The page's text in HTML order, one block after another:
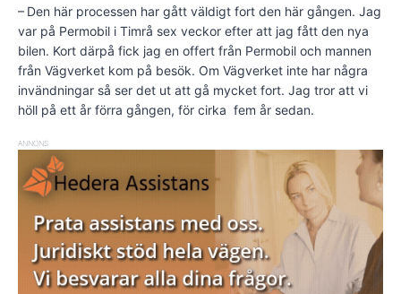
– Den här processen har gått väldigt fort den här gången. Jag
var på Permobil i Timrå sex veckor efter att jag fått den nya
bilen. Kort därpå fick jag en offert från Permobil och mannen
från Vägverket kom på besök. Om Vägverket inte har några
invändningar så ser det ut att gå mycket fort. Jag tror att vi
höll på ett år förra gången, för cirka fem år sedan.
ANNONS